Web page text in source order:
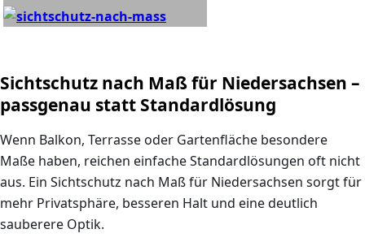
Sichtschutz nach Maß für Niedersachsen –
passgenau statt Standardlösung
Wenn Balkon, Terrasse oder Gartenfläche besondere
Maße haben, reichen einfache Standardlösungen oft nicht
aus. Ein Sichtschutz nach Maß für Niedersachsen sorgt für
mehr Privatsphäre, besseren Halt und eine deutlich
sauberere Optik.